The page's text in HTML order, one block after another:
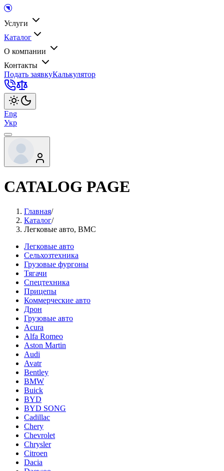
Услуги
Каталог
О компании
Контакты
Подать заявкуКалькулятор
Eng
Укр
CATALOG PAGE
Главная/
Каталог/
Легковые авто, BMC
Легковые авто
Сельхозтехника
Грузовые фургоны
Тягачи
Спецтехника
Прицепы
Коммерческие авто
Дрон
Грузовые авто
Acura
Alfa Romeo
Aston Martin
Audi
Avatr
Bentley
BMW
Buick
BYD
BYD SONG
Cadillac
Chery
Chevrolet
Chrysler
Citroen
Dacia